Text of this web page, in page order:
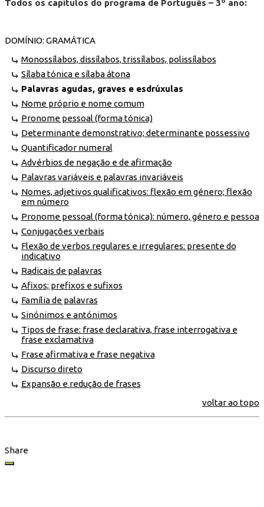
Todos os capítulos do programa de Português – 3º ano:
DOMÍNIO: GRAMÁTICA
Monossílabos, dissílabos, trissílabos, polissílabos
Sílaba tónica e sílaba átona
Palavras agudas, graves e esdrúxulas
Nome próprio e nome comum
Pronome pessoal (forma tónica)
Determinante demonstrativo; determinante possessivo
Quantificador numeral
Advérbios de negação e de afirmação
Palavras variáveis e palavras invariáveis
Nomes, adjetivos qualificativos: flexão em género; flexão
em número
Pronome pessoal (forma tónica): número, género e pessoa
Conjugações verbais
Flexão de verbos regulares e irregulares: presente do
indicativo
Radicais de palavras
Afixos; prefixos e sufixos
Família de palavras
Sinónimos e antónimos
Tipos de frase: frase declarativa, frase interrogativa e
frase exclamativa
Frase afirmativa e frase negativa
Discurso direto
Expansão e redução de frases
voltar ao topo
Share